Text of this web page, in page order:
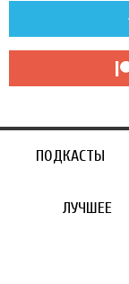
ПОДКАСТЫ
ЛУЧШЕЕ